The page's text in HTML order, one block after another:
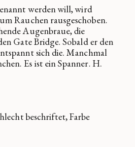
werden will, wird
Rauchen rausgeschoben.
Augenbraue, die
Gate Bridge. Sobald er den
sich die. Manchmal
Es ist ein Spanner. H.
beschriftet, Farbe